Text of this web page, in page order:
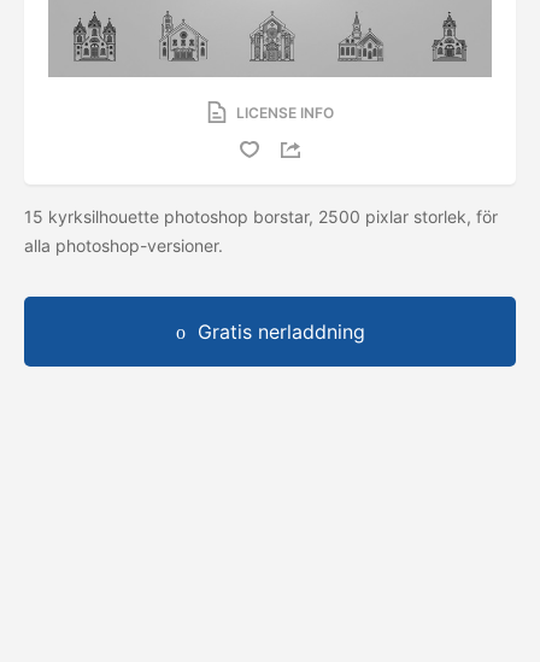
LICENSE INFO
15 kyrksilhouette photoshop borstar, 2500 pixlar storlek, för
alla photoshop-versioner.
Gratis nerladdning